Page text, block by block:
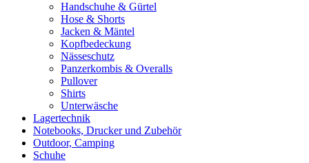
Handschuhe & Gürtel
Hose & Shorts
Jacken & Mäntel
Kopfbedeckung
Nässeschutz
Panzerkombis & Overalls
Pullover
Shirts
Unterwäsche
Lagertechnik
Notebooks, Drucker und Zubehör
Outdoor, Camping
Schuhe